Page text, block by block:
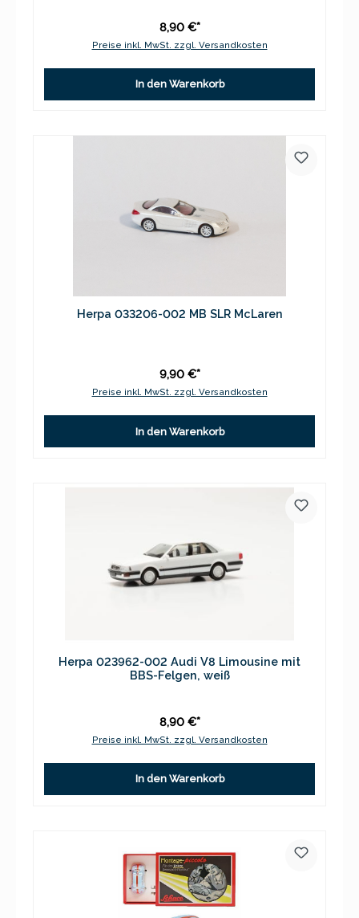
8,90 €*
Preise inkl. MwSt. zzgl. Versandkosten
In den Warenkorb
Herpa 033206-002 MB SLR McLaren
9,90 €*
Preise inkl. MwSt. zzgl. Versandkosten
In den Warenkorb
Herpa 023962-002 Audi V8 Limousine mit
BBS-Felgen, weiß
8,90 €*
Preise inkl. MwSt. zzgl. Versandkosten
In den Warenkorb